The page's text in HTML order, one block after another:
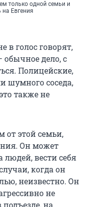
только одной семьи и
Евгения
в голос говорят,
дело, с
Полицейские,
шумного соседа,
также не
от этой семьи,
Он может
вести себя
когда он
неизвестно. Он
не
подъезде, на